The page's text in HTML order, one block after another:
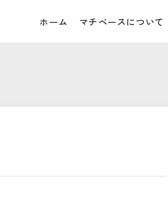
ホーム マチベースについて